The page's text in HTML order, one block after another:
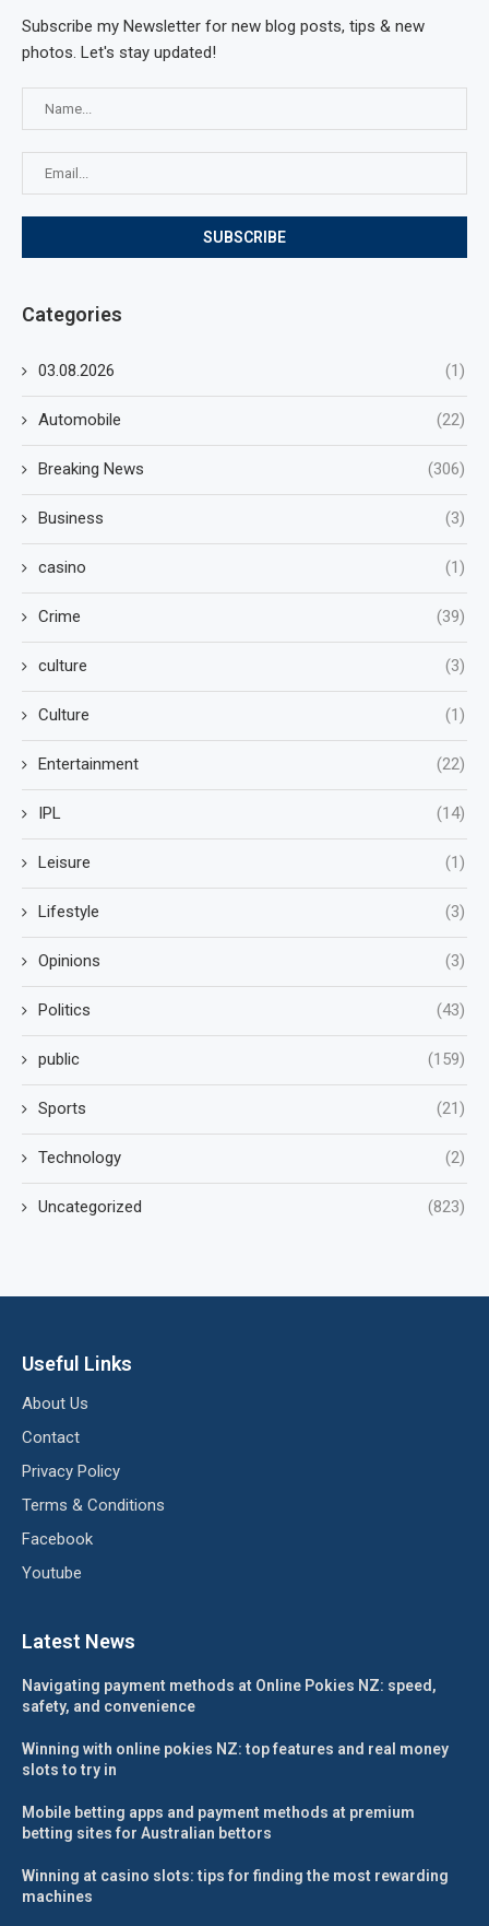
Subscribe my Newsletter for new blog posts, tips & new
photos. Let's stay updated!
Categories
03.08.2026 (1)
Automobile (22)
Breaking News (306)
Business (3)
casino (1)
Crime (39)
culture (3)
Culture (1)
Entertainment (22)
IPL (14)
Leisure (1)
Lifestyle (3)
Opinions (3)
Politics (43)
public (159)
Sports (21)
Technology (2)
Uncategorized (823)
Useful Links
About Us
Contact
Privacy Policy
Terms & Conditions
Facebook
Youtube
Latest News
Navigating payment methods at Online Pokies NZ: speed,
safety, and convenience
Winning with online pokies NZ: top features and real money
slots to try in
Mobile betting apps and payment methods at premium
betting sites for Australian bettors
Winning at casino slots: tips for finding the most rewarding
machines